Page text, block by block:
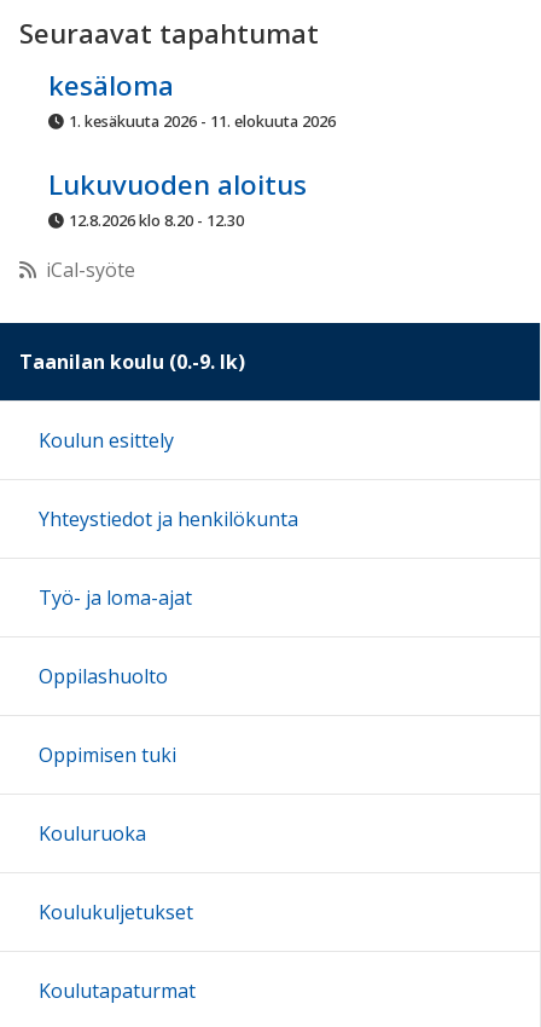
12:00
14:00
15:00
18:00
19:00
20:00
Seuraavat tapahtumat
kesäloma
1. kesäkuuta 2026 - 11. elokuuta 2026
Lukuvuoden aloitus
12.8.2026 klo 8.20 - 12.30
iCal-syöte
Taanilan koulu (0.-9. lk)
Koulun esittely
Yhteystiedot ja henkilökunta
Työ- ja loma-ajat
Oppilashuolto
Oppimisen tuki
Kouluruoka
Koulukuljetukset
Koulutapaturmat